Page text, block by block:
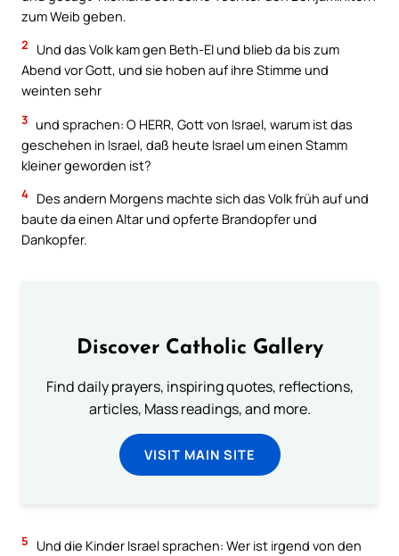
zum Weib geben.
2
Und das Volk kam gen Beth-El und blieb da bis zum
Abend vor Gott, und sie hoben auf ihre Stimme und
weinten sehr
3 und sprachen: O HERR, Gott von Israel, warum ist das
geschehen in Israel, daß heute Israel um einen Stamm
kleiner geworden ist?
4 Des andern Morgens machte sich das Volk früh auf und
baute da einen Altar und opferte Brandopfer und
Dankopfer.
Discover Catholic Gallery
Find daily prayers, inspiring quotes, reflections,
articles, Mass readings, and more.
VISIT MAIN SITE
5
Und die Kinder Israel sprachen: Wer ist irgend von den